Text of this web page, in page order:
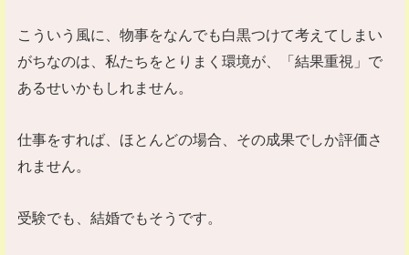
こういう風に、物事をなんでも白黒つけて考えてしまい
がちなのは、私たちをとりまく環境が、「結果重視」で
あるせいかもしれません。
仕事をすれば、ほとんどの場合、その成果でしか評価さ
れません。
受験でも、結婚でもそうです。